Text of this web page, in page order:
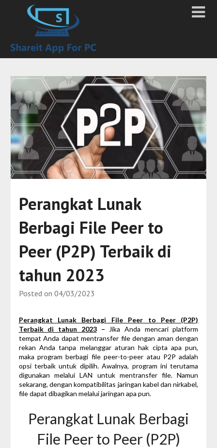
Perangkat Lunak
Berbagi File Peer to
Peer (P2P) Terbaik di
tahun 2023
Posted on 04/03/2023
Perangkat Lunak Berbagi File Peer to Peer (P2P)
Terbaik di tahun 2023–
Jika Anda mencari platform
tempat Anda dapat mentransfer file dengan aman dengan
rekan Anda tanpa melanggar aturan hak cipta apa pun,
maka program berbagi file peer-to-peer atau P2P adalah
opsi terbaik untuk dipilih. Awalnya, program ini terutama
digunakan melalui LAN untuk mentransfer file. Namun
sekarang, dengan kompatibilitas jaringan kabel dan nirkabel,
file dapat dibagikan melalui jaringan apa pun.
Perangkat Lunak Berbagi
File Peer to Peer (P2P)